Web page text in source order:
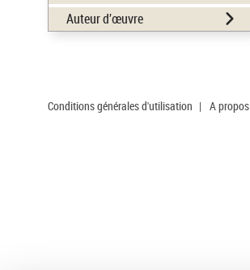
Auteur d’œuvre
Conditions générales d'utilisation | A propos